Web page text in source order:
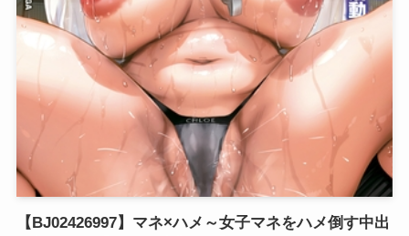
【BJ02426997】マネ×ハメ～女子マネをハメ倒す中出